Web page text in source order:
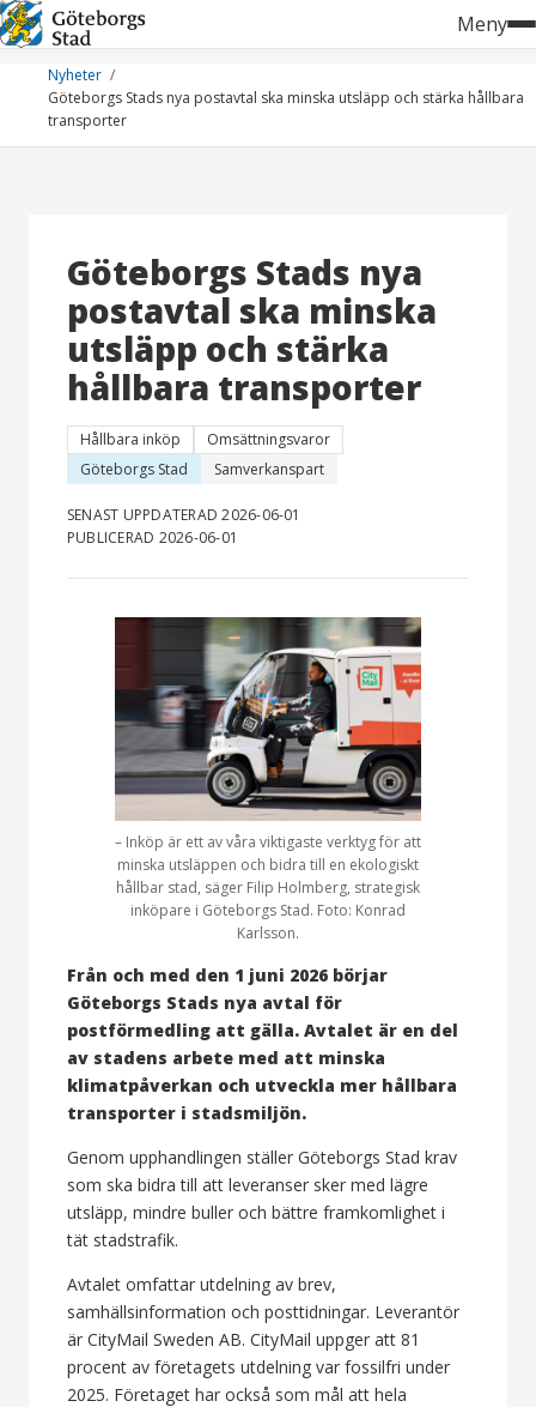
Hoppa
till
innehåll
Meny
Nyheter
Göteborgs Stads nya postavtal ska minska utsläpp och stärka hållbara
transporter
Göteborgs Stads nya
postavtal ska minska
utsläpp och stärka
hållbara transporter
Hållbara inköp
Omsättningsvaror
Göteborgs Stad
Samverkanspart
SENAST UPPDATERAD 2026-06-01
PUBLICERAD 2026-06-01
– Inköp är ett av våra viktigaste verktyg för att
minska utsläppen och bidra till en ekologiskt
hållbar stad, säger Filip Holmberg, strategisk
inköpare i Göteborgs Stad. Foto: Konrad
Karlsson.
Från och med den 1 juni 2026 börjar
Göteborgs Stads nya avtal för
postförmedling att gälla. Avtalet är en del
av stadens arbete med att minska
klimatpåverkan och utveckla mer hållbara
transporter i stadsmiljön.
Genom upphandlingen ställer Göteborgs Stad krav
som ska bidra till att leveranser sker med lägre
utsläpp, mindre buller och bättre framkomlighet i
tät stadstrafik.
Avtalet omfattar utdelning av brev,
samhällsinformation och posttidningar. Leverantör
är CityMail Sweden AB. CityMail uppger att 81
procent av företagets utdelning var fossilfri under
2025. Företaget har också som mål att hela